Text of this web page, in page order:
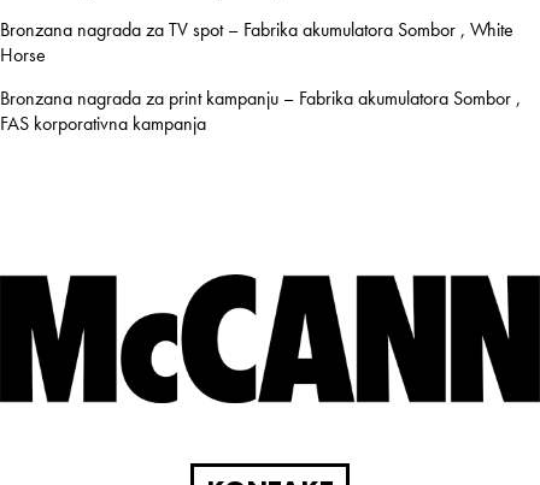
Bronzana nagrada za TV spot – Fabrika akumulatora Sombor , White
Horse
Bronzana nagrada za print kampanju – Fabrika akumulatora Sombor ,
FAS korporativna kampanja